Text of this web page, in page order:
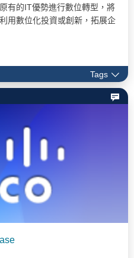
有的IT優勢進行數位轉型，將
用數位化投資或創新，拓展企
挑戰產業傳統。台灣企業若要
的思維，重新思考公司的價值
創造更高的效率和價值；其
更加關注數位轉型的重要性，
數據分析等領域；同時，也需
創新的溝通平台，才能面對日
Tags